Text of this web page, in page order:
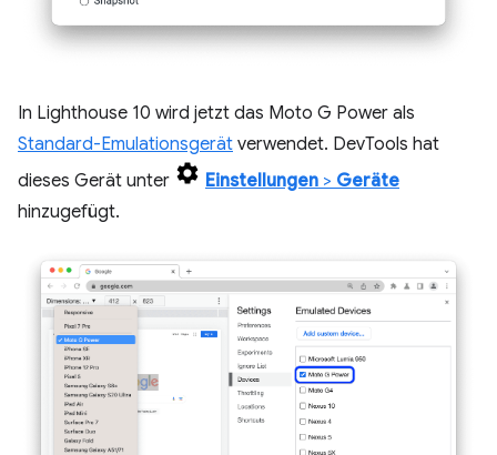
In Lighthouse 10 wird jetzt das Moto G Power als
Standard-Emulationsgerät verwendet. DevTools hat
dieses Gerät unter
Einstellungen > Geräte
hinzugefügt.